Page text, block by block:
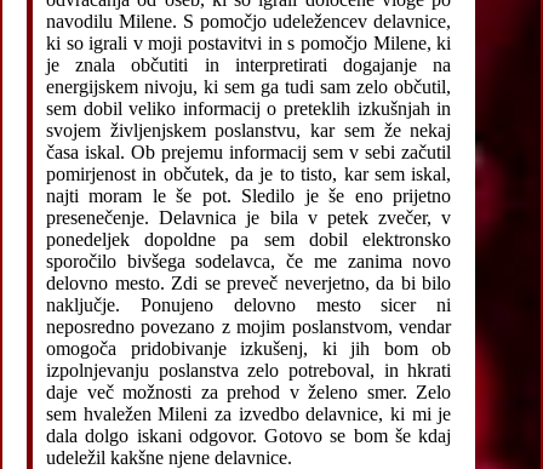
navodilu Milene. S pomočjo udeležencev delavnice,
ki so igrali v moji postavitvi in s pomočjo Milene, ki
je znala občutiti in interpretirati dogajanje na
energijskem nivoju, ki sem ga tudi sam zelo občutil,
sem dobil veliko informacij o preteklih izkušnjah in
svojem življenjskem poslanstvu, kar sem že nekaj
časa iskal. Ob prejemu informacij sem v sebi začutil
pomirjenost in občutek, da je to tisto, kar sem iskal,
najti moram le še pot. Sledilo je še eno prijetno
presenečenje. Delavnica je bila v petek zvečer, v
ponedeljek dopoldne pa sem dobil elektronsko
sporočilo bivšega sodelavca, če me zanima novo
delovno mesto. Zdi se preveč neverjetno, da bi bilo
naključje. Ponujeno delovno mesto sicer ni
neposredno povezano z mojim poslanstvom, vendar
omogoča pridobivanje izkušenj, ki jih bom ob
izpolnjevanju poslanstva zelo potreboval, in hkrati
daje več možnosti za prehod v želeno smer. Zelo
sem hvaležen Mileni za izvedbo delavnice, ki mi je
dala dolgo iskani odgovor. Gotovo se bom še kdaj
udeležil kakšne njene delavnice.